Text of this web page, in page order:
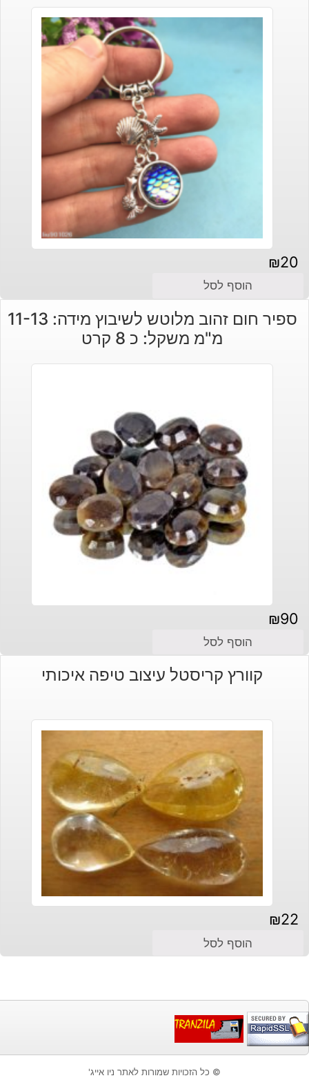
₪20
הוסף לסל
ספיר חום זהוב מלוטש לשיבוץ מידה: 11-13
מ"מ משקל: כ 8 קרט
₪90
הוסף לסל
קוורץ קריסטל עיצוב טיפה איכותי
₪22
הוסף לסל
© כל הזכויות שמורות לאתר ניו אייג'